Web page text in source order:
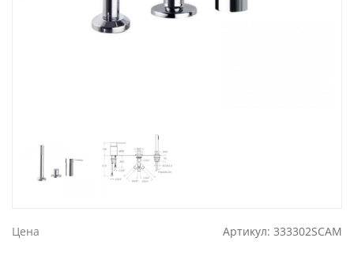
Цена Артикул: 333302SCAM